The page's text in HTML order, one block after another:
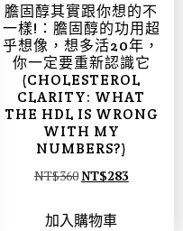
膽固醇其實跟你想的不
一樣!：膽固醇的功用超
乎想像，想多活20年，
你一定要重新認識它
(CHOLESTEROL
CLARITY: WHAT
THE HDL IS WRONG
WITH MY
NUMBERS?)
NT$360NT$283
加入購物車